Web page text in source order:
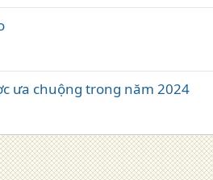
ưa chuộng trong năm 2024